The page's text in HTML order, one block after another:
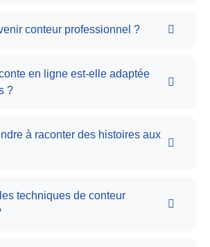
conteur professionnel ?
en ligne est-elle adaptée
?
à raconter des histoires aux
techniques de conteur